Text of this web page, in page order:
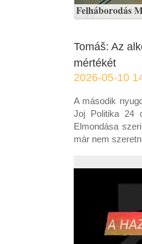
Felháborodás
Tomáš: Az
mértékét
2026-05-10
A második
Joj Politika 24
Elmondása
már nem